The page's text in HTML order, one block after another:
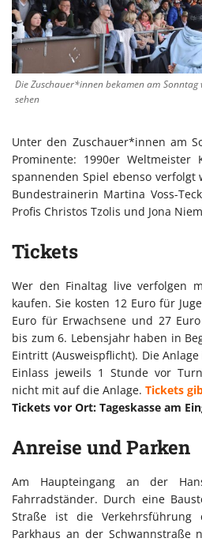
Die Zuschauer*innen bekamen am Sonntag
sehen
Unter den Zuschauer*innen am
Prominente: 1990er
spannenden Spiel ebenso verfolgt
Bundestrainerin Martina Voss-
Profis Christos Tzolis und Jona
Tickets
Wer den Finaltag live verfolgen
kaufen. Sie kosten 12 Euro für
Euro für Erwachsene und 27
bis zum 6. Lebensjahr haben in
Eintritt (Ausweispflicht). Die
Einlass jeweils 1 Stunde vor
nicht mit auf die Anlage. Tickets
Tickets vor Ort: Tageskasse am
Anreise und Parken
Am Haupteingang an der
Fahrradständer. Durch eine
Straße ist die Verkehrsführung
Parkhaus an der Schwannstraße